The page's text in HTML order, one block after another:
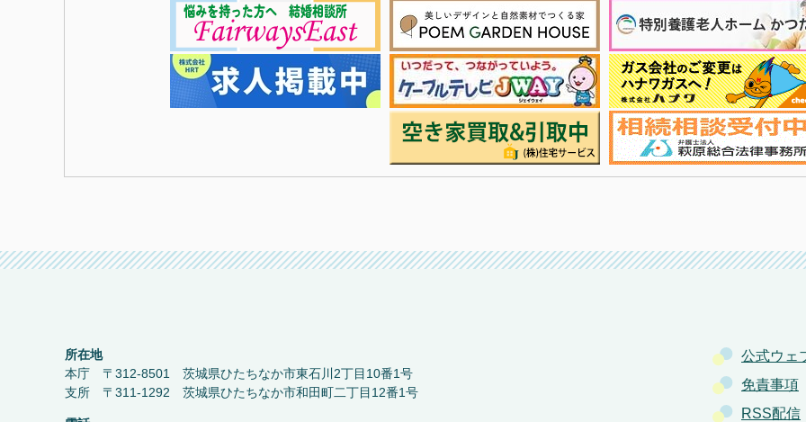
公式ウェ
免責事項
RSS配信
所在地
本庁 〒312-8501 茨城県ひたちなか市東石川2丁目10番1号
支所 〒311-1292 茨城県ひたちなか市和田町二丁目12番1号